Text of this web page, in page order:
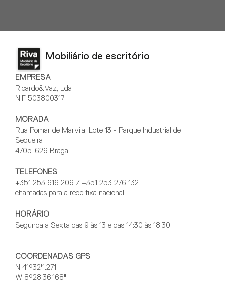
Mobiliário de escritório
EMPRESA
Ricardo&Vaz, Lda
NIF 503800317
MORADA
Rua Pomar de Marvila, Lote 13 - Parque Industrial de
Sequeira
4705-629 Braga
TELEFONES
+351 253 616 209 / +351 253 276 132
chamadas para a rede fixa nacional
HORÁRIO
Segunda a Sexta das 9 às 13 e das 14:30 às 18:30
COORDENADAS GPS
N 41°32'1.271"
W 8°28'36.168"